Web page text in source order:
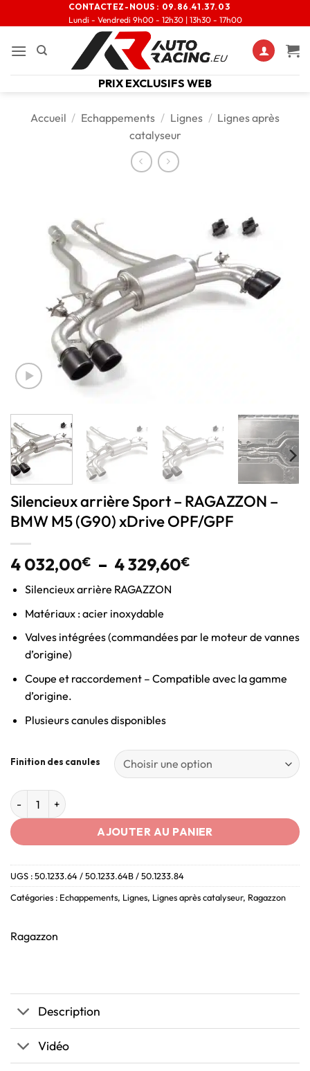
CONTACTEZ-NOUS : 09.86.41.37.03
Lundi - Vendredi 9h00 - 12h30 | 13h30 - 17h00
PRIX EXCLUSIFS WEB
Accueil / Echappements / Lignes / Lignes après
catalyseur
Silencieux arrière Sport – RAGAZZON –
BMW M5 (G90) xDrive OPF/GPF
4 032,00€ – 4 329,60€
Silencieux arrière RAGAZZON
Matériaux : acier inoxydable
Valves intégrées (commandées par le moteur de vannes
d’origine)
Coupe et raccordement – Compatible avec la gamme
d’origine.
Plusieurs canules disponibles
Finition des canules
AJOUTER AU PANIER
UGS :50.1233.64 / 50.1233.64B / 50.1233.84
Catégories : Echappements, Lignes, Lignes après catalyseur, Ragazzon
Ragazzon
Description
Vidéo